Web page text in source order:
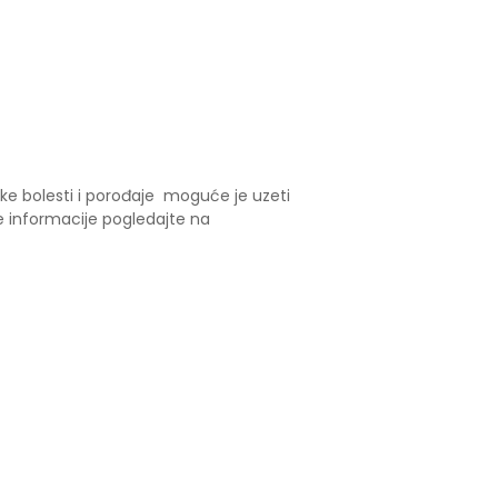
bolesti i porođaje moguće je uzeti
informacije pogledajte na